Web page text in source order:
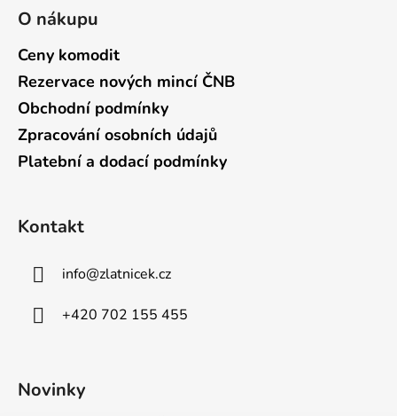
O nákupu
Ceny komodit
Rezervace nových mincí ČNB
Obchodní podmínky
Zpracování osobních údajů
Platební a dodací podmínky
Kontakt
info@zlatnicek.cz
+420 702 155 455
Novinky